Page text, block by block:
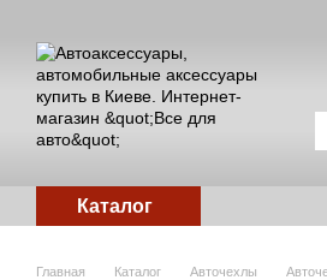
Каталог
Главная Каталог Авточехлы